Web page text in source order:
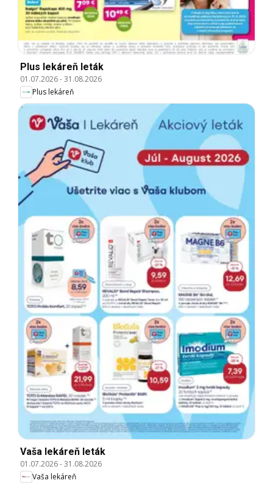
Plus lekáreň leták
01.07.2026-31.08.2026
Plus lekáreň
Vaša lekáreň leták
01.07.2026-31.08.2026
Vaša lekáreň